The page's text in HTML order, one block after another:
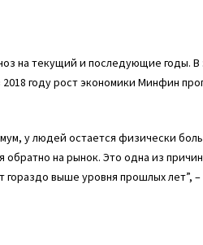
на текущий и последующие годы. В
году рост экономики Минфин
у людей остается физически
на рынок. Это одна из
выше уровня прошлых лет”, –